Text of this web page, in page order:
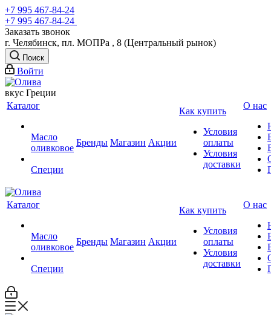
+7 995 467‑84‑24
+7 995 467‑84‑24
Заказать звонок
г. Челябинск, пл. МОПРа , 8 (Центральный рынок)
Поиск
Войти
вкус Греции
Каталог
Масло
оливковое
Специи
Бренды Магазин Акции
Как купить
Условия
оплаты
Условия
доставки
О нас
Каталог
Масло
оливковое
Специи
Бренды Магазин Акции
Как купить
Условия
оплаты
Условия
доставки
О нас